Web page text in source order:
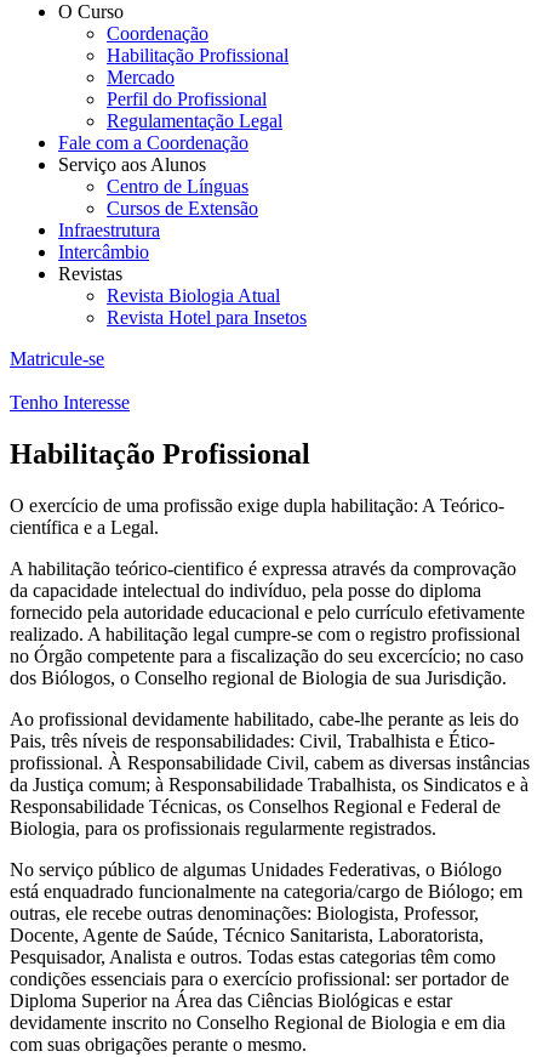
O Curso
Coordenação
Habilitação Profissional
Mercado
Perfil do Profissional
Regulamentação Legal
Fale com a Coordenação
Serviço aos Alunos
Centro de Línguas
Cursos de Extensão
Infraestrutura
Intercâmbio
Revistas
Revista Biologia Atual
Revista Hotel para Insetos
Matricule-se
Tenho Interesse
Habilitação Profissional
O exercício de uma profissão exige dupla habilitação: A Teórico-
científica e a Legal.
A habilitação teórico-cientifico é expressa através da comprovação
da capacidade intelectual do indivíduo, pela posse do diploma
fornecido pela autoridade educacional e pelo currículo efetivamente
realizado. A habilitação legal cumpre-se com o registro profissional
no Órgão competente para a fiscalização do seu excercício; no caso
dos Biólogos, o Conselho regional de Biologia de sua Jurisdição.
Ao profissional devidamente habilitado, cabe-lhe perante as leis do
Pais, três níveis de responsabilidades: Civil, Trabalhista e Ético-
profissional. À Responsabilidade Civil, cabem as diversas instâncias
da Justiça comum; à Responsabilidade Trabalhista, os Sindicatos e à
Responsabilidade Técnicas, os Conselhos Regional e Federal de
Biologia, para os profissionais regularmente registrados.
No serviço público de algumas Unidades Federativas, o Biólogo
está enquadrado funcionalmente na categoria/cargo de Biólogo; em
outras, ele recebe outras denominações: Biologista, Professor,
Docente, Agente de Saúde, Técnico Sanitarista, Laboratorista,
Pesquisador, Analista e outros. Todas estas categorias têm como
condições essenciais para o exercício profissional: ser portador de
Diploma Superior na Área das Ciências Biológicas e estar
devidamente inscrito no Conselho Regional de Biologia e em dia
com suas obrigações perante o mesmo.